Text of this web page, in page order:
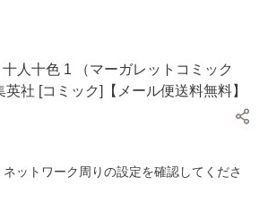
十人十色 1 （マーガレットコミック
英社 [コミック]【メール便送料無料】
ットワーク周りの設定を確認してくださ